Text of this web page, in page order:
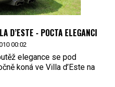
D’ESTE - POCTA ELEGANCI
00:02
elegance se pod
koná ve Villa d’Este na